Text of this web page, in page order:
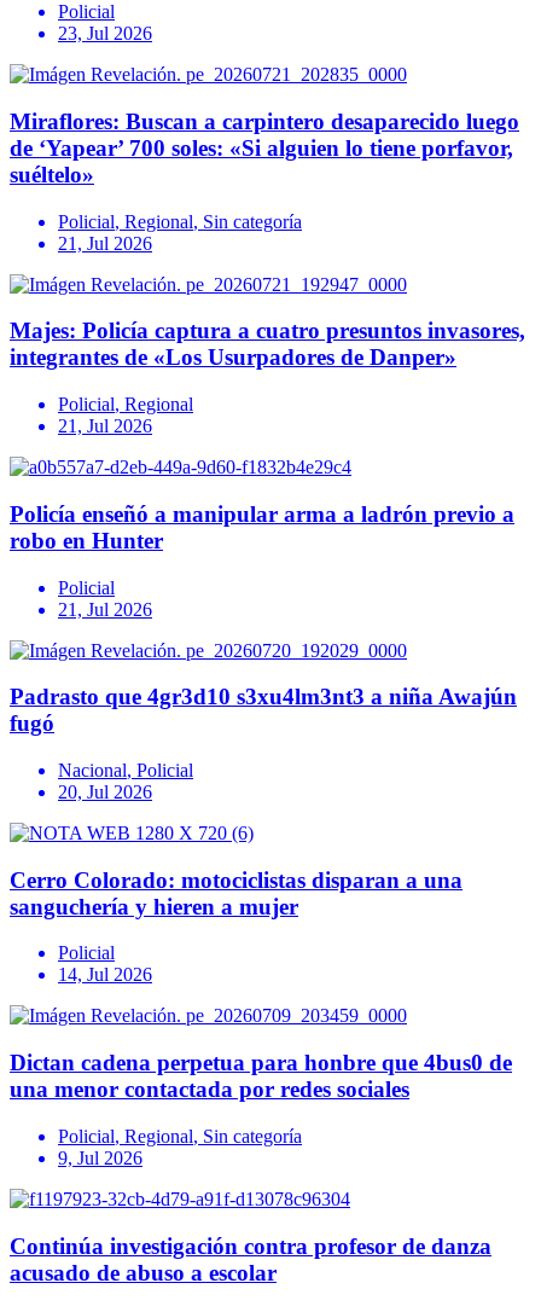
Policial
23, Jul 2026
Miraflores: Buscan a carpintero desaparecido luego
de ‘Yapear’ 700 soles: «Si alguien lo tiene porfavor,
suéltelo»
Policial, Regional, Sin categoría
21, Jul 2026
Majes: Policía captura a cuatro presuntos invasores,
integrantes de «Los Usurpadores de Danper»
Policial, Regional
21, Jul 2026
Policía enseñó a manipular arma a ladrón previo a
robo en Hunter
Policial
21, Jul 2026
Padrasto que 4gr3d10 s3xu4lm3nt3 a niña Awajún
fugó
Nacional, Policial
20, Jul 2026
Cerro Colorado: motociclistas disparan a una
sanguchería y hieren a mujer
Policial
14, Jul 2026
Dictan cadena perpetua para honbre que 4bus0 de
una menor contactada por redes sociales
Policial, Regional, Sin categoría
9, Jul 2026
Continúa investigación contra profesor de danza
acusado de abuso a escolar